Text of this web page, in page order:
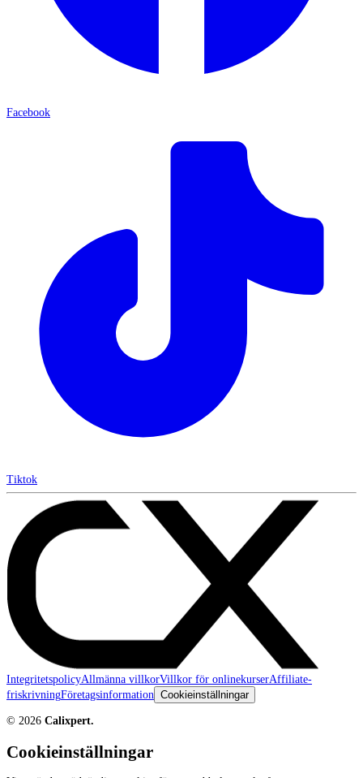
Facebook
Tiktok
IntegritetspolicyAllmänna villkorVillkor för onlinekurserAffiliate-
friskrivningFöretagsinformation Cookieinställningar
© 2026 Calixpert.
Cookieinställningar